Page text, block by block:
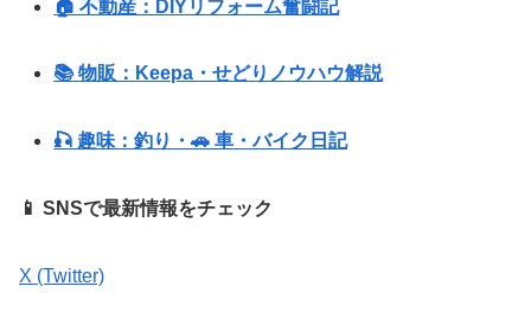
🏠 不動産：DIYリフォーム奮闘記
📚 物販：Keepa・せどりノウハウ解説
🎣 趣味：釣り・🚗 車・バイク日記
📱 SNSで最新情報をチェック
X (Twitter)